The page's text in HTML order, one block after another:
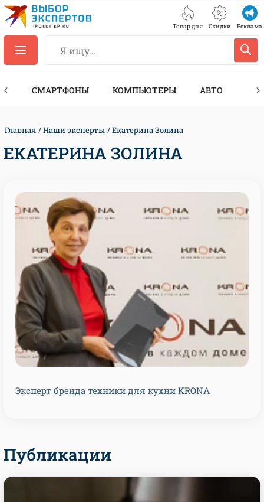
Товар дня Скидки Реклама
СМАРТФОНЫ КОМПЬЮТЕРЫ АВТО
Главная Наши эксперты Екатерина Золина
ЕКАТЕРИНА ЗОЛИНА
Эксперт бренда техники для кухни KRONA
Публикации